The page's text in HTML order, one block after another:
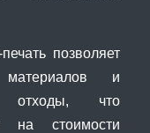
позволяет
материалов и
отходы, что
на стоимости